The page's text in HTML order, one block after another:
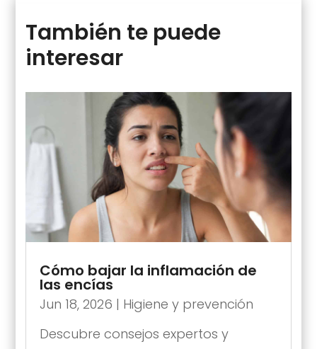
También te puede
interesar
Cómo bajar la inflamación de
las encías
Jun 18, 2026 | Higiene y prevención
Descubre consejos expertos y